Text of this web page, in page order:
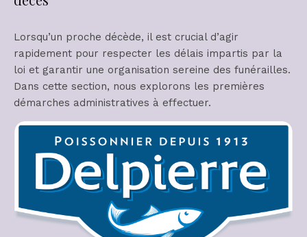
Lorsqu’un proche décède, il est crucial d’agir
rapidement pour respecter les délais impartis par la
loi et garantir une organisation sereine des funérailles.
Dans cette section, nous explorons les premières
démarches administratives à effectuer.